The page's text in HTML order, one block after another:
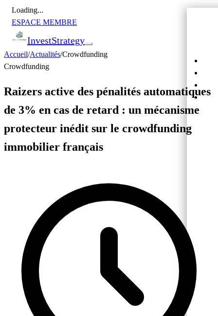
Loading...
ESPACE MEMBRE
InvestStrategy
Accueil/Actualités/Crowdfunding
Crowdfunding
Raizers active des pénalités automatiques
de 3% en cas de retard : un mécanisme
protecteur inédit sur le crowdfunding
immobilier français